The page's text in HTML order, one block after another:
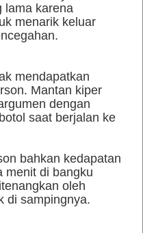
lama karena
menarik keluar
mendapatkan
Mantan kiper
dengan
saat berjalan ke
bahkan kedapatan
menit di bangku
oleh
di sampingnya.